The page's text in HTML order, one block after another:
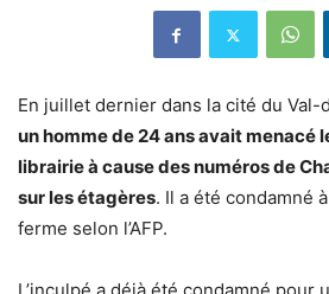
En juillet dernier dans la cité du Val-
un homme de 24 ans avait menacé
librairie à cause des numéros de
sur les étagères. Il a été condamné
ferme selon l’AFP.